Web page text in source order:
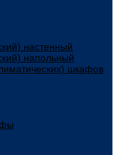
настенный
напольный
шкафов